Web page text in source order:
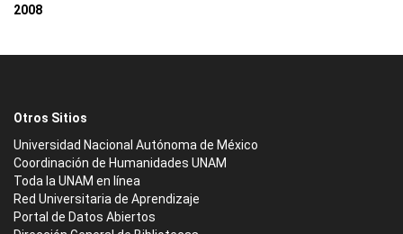
2008
Otros Sitios
Universidad Nacional Autónoma de México
Coordinación de Humanidades UNAM
Toda la UNAM en línea
Red Universitaria de Aprendizaje
Portal de Datos Abiertos